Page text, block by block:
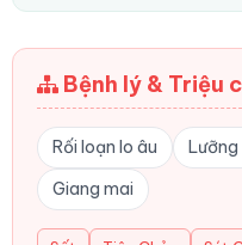
Bệnh lý & Triệu
Rối loạn lo âu Lưỡng
Giang mai